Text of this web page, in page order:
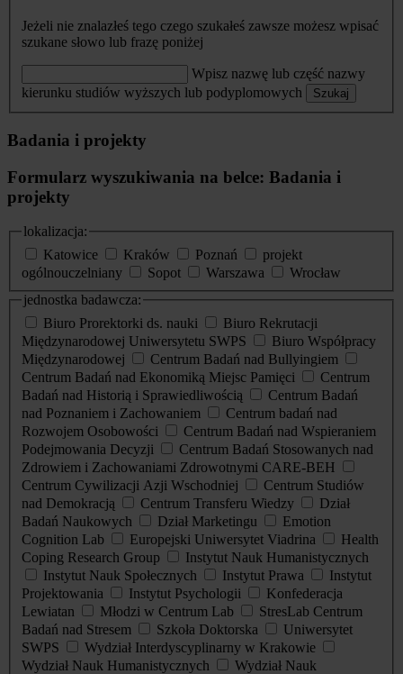
Jeżeli nie znalazłeś tego czego szukałeś zawsze możesz wpisać
szukane słowo lub frazę poniżej
Wpisz nazwę lub część nazwy
kierunku studiów wyższych lub podyplomowych
Szukaj
Badania i projekty
Formularz wyszukiwania na belce: Badania i
projekty
lokalizacja:
Katowice
Kraków Poznań
projekt
ogólnouczelniany
Sopot Warszawa
Wrocław
jednostka badawcza:
Biuro Prorektorki ds. nauki
Biuro Rekrutacji
Międzynarodowej Uniwersytetu SWPS
Biuro Współpracy
Międzynarodowej
Centrum Badań nad Bullyingiem
Centrum Badań nad Ekonomiką Miejsc Pamięci
Centrum
Badań nad Historią i Sprawiedliwością
Centrum Badań
nad Poznaniem i Zachowaniem
Centrum badań nad
Rozwojem Osobowości
Centrum Badań nad Wspieraniem
Podejmowania Decyzji
Centrum Badań Stosowanych nad
Zdrowiem i Zachowaniami Zdrowotnymi CARE-BEH
Centrum Cywilizacji Azji Wschodniej
Centrum Studiów
nad Demokracją
Centrum Transferu Wiedzy
Dział
Badań Naukowych
Dział Marketingu
Emotion
Cognition Lab
Europejski Uniwersytet Viadrina
Health
Coping Research Group
Instytut Nauk Humanistycznych
Instytut Nauk Społecznych
Instytut Prawa
Instytut
Projektowania
Instytut Psychologii
Konfederacja
Lewiatan
Młodzi w Centrum Lab
StresLab Centrum
Badań nad Stresem
Szkoła Doktorska
Uniwersytet
SWPS
Wydział Interdyscyplinarny w Krakowie
Wydział Nauk Humanistycznych
Wydział Nauk